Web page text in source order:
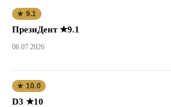
★ 9.1
ПрезиДент ★9.1
06.07.2026
★ 10.0
D3 ★10